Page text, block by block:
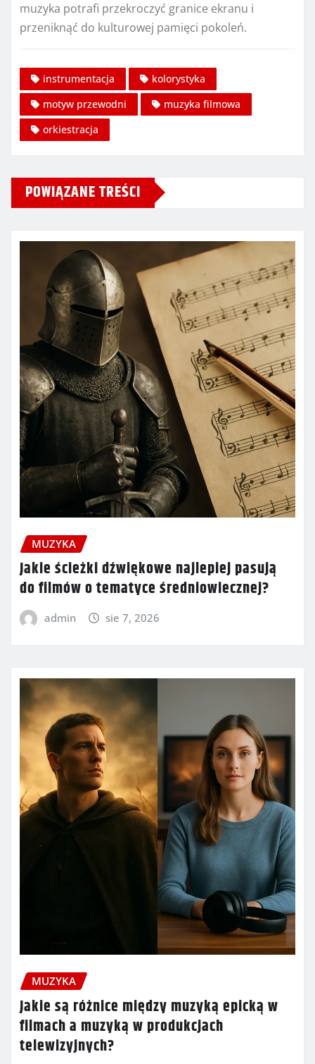
muzyka potrafi przekroczyć granice ekranu i
przeniknąć do kulturowej pamięci pokoleń.
instrumentacja
kolorystyka
motyw przewodni
muzyka filmowa
orkiestracja
POWIĄZANE TREŚCI
MUZYKA
Jakie ścieżki dźwiękowe najlepiej pasują
do filmów o tematyce średniowiecznej?
admin sie 7, 2026
MUZYKA
Jakie są różnice między muzyką epicką w
filmach a muzyką w produkcjach
telewizyjnych?